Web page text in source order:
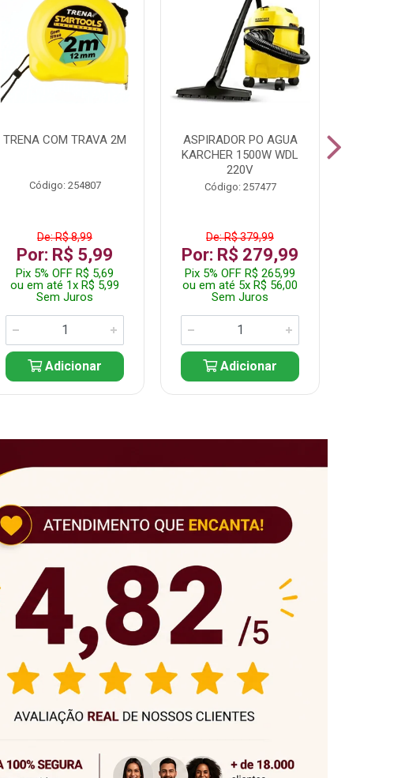
TRENA COM TRAVA 2M
Código: 254807
De: R$ 8,99
Por: R$ 5,99
Pix 5% OFF R$ 5,69
ou em até 1x R$ 5,99
Sem Juros
Adicionar
ASPIRADOR PO AGUA
KARCHER 1500W WDL
220V
Código: 257477
De: R$ 379,99
Por: R$ 279,99
Pix 5% OFF R$ 265,99
ou em até 5x R$ 56,00
Sem Juros
Adicionar